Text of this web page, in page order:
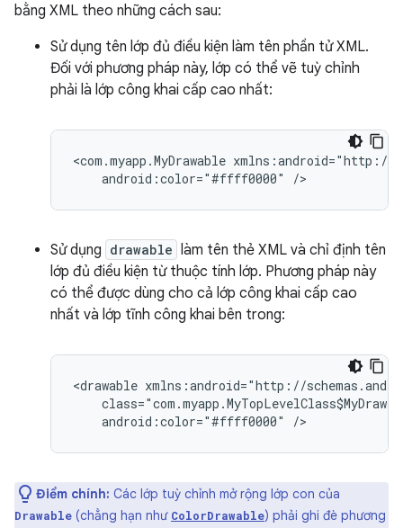
bằng XML theo những cách sau:
Sử dụng tên lớp đủ điều kiện làm tên phần tử XML.
Đối với phương pháp này, lớp có thể vẽ tuỳ chỉnh
phải là lớp công khai cấp cao nhất:
<com.myapp.MyDrawable
android:color="#ffff0000"
/>
Sử dụng drawable làm tên thẻ XML và chỉ định tên
lớp đủ điều kiện từ thuộc tính lớp. Phương pháp này
có thể được dùng cho cả lớp công khai cấp cao
nhất và lớp tĩnh công khai bên trong:
<drawable
android:color="#ffff0000" />
Điểm chính: Các lớp tuỳ chỉnh mở rộng lớp con của
Drawable (chẳng hạn như ColorDrawable) phải ghi đè phương